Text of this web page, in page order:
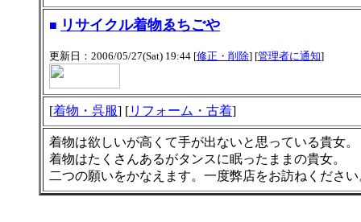
■ リサイクル着物ゑちごや
更新日：2006/05/27(Sat) 19:44 [修正・削除] [管理者に通知]
[着物・呉服] [リフォーム・古着]
着物は欲しいが高くて手が出ないと思っている貴女。
着物はたくさんあるがタンスに眠ったままの貴女。
二つの願いをかなえます。一度弊店をお訪ねください